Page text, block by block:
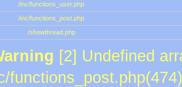
/inc/functions_user.php
/inc/functions_post.php
/showthread.php
[2] Undefined